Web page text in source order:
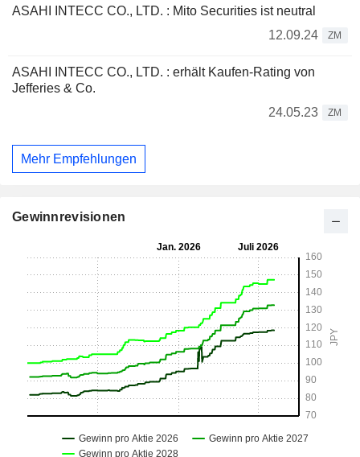
ASAHI INTECC CO., LTD. : Mito Securities ist neutral
12.09.24
ZM
ASAHI INTECC CO., LTD. : erhält Kaufen-Rating von
Jefferies & Co.
24.05.23
ZM
Mehr Empfehlungen
Gewinnrevisionen